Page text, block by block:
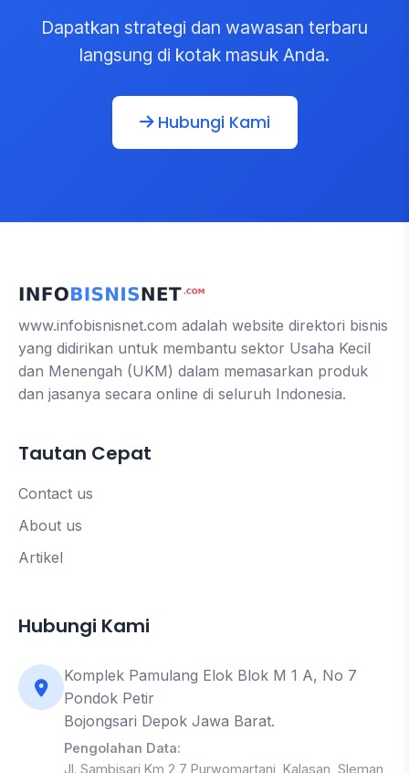
Dapatkan strategi dan wawasan terbaru
langsung di kotak masuk Anda.
Hubungi Kami
www.infobisnisnet.com adalah website direktori bisnis
yang didirikan untuk membantu sektor Usaha Kecil
dan Menengah (UKM) dalam memasarkan produk
dan jasanya secara online di seluruh Indonesia.
Tautan Cepat
Contact us
About us
Artikel
Hubungi Kami
Komplek Pamulang Elok Blok M 1 A, No 7
Pondok Petir
Bojongsari Depok Jawa Barat.
Pengolahan Data:
Jl. Sambisari Km 2,7 Purwomartani, Kalasan, Sleman,